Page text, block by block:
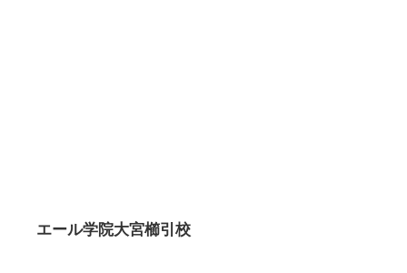
エール学院大宮櫛引校